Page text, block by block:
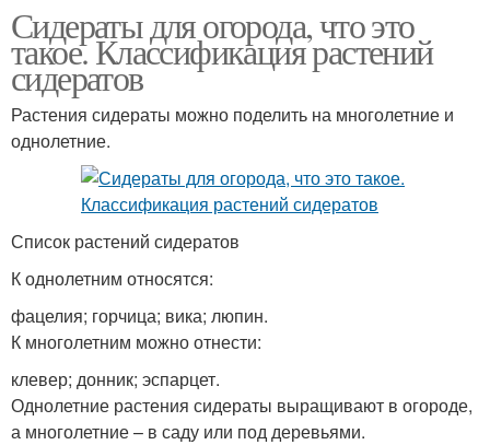
Сидераты для огорода, что это
такое. Классификация растений
сидератов
Растения сидераты можно поделить на многолетние и
однолетние.
Список растений сидератов
К однолетним относятся:
фацелия; горчица; вика; люпин.
К многолетним можно отнести:
клевер; донник; эспарцет.
Однолетние растения сидераты выращивают в огороде,
а многолетние – в саду или под деревьями.